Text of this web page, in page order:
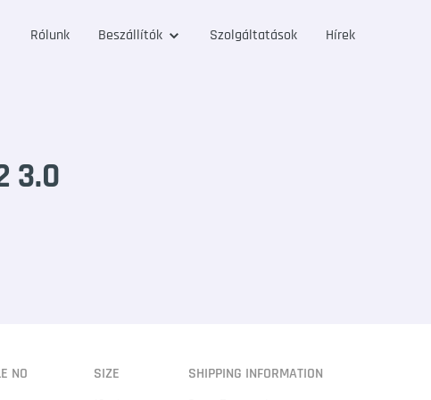
Rólunk Beszállítók Szolgáltatások Hírek
3.0
NO SIZE SHIPPING INFORMATION